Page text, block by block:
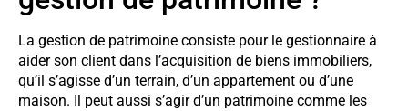
La gestion de patrimoine consiste pour le gestionnaire à
aider son client dans l’acquisition de biens immobiliers,
qu’il s’agisse d’un terrain, d’un appartement ou d’une
maison. Il peut aussi s’agir d’un patrimoine comme les